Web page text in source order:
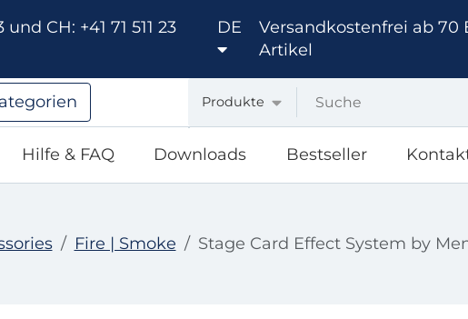
CH: +41 71 511 23
DE
Versandkostenfrei ab 70
Artikel
Produkte
Hilfe & FAQ Downloads Bestseller
Fire | Smoke Stage Card Effect System by